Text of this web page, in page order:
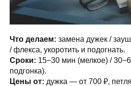
Что делаем: замена дужек /
/ флекса, укоротить и подогнать.
Сроки: 15−30 мин (мелкое) /
подгонка).
Цены от: дужка — от 700 ₽,